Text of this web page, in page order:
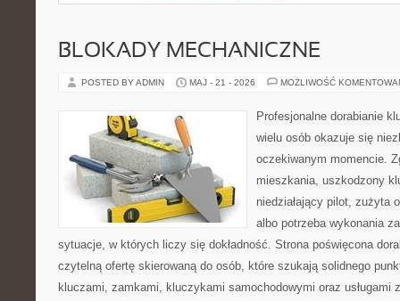
BLOKADY MECHANICZNE
POSTED BY ADMIN MAJ - 21 - 2026 MOŻLIWOŚĆ
Profesjonalne dorabianie
wielu osób okazuje się
oczekiwanym momencie.
mieszkania, uszkodzony
niedziałający pilot, zużyta
albo potrzeba wykonania
sytuacje, w których liczy się dokładność. Strona poświęcona
czytelną ofertę skierowaną do osób, które szukają solidnego
kluczami, zamkami, kluczykami samochodowymi oraz usługami